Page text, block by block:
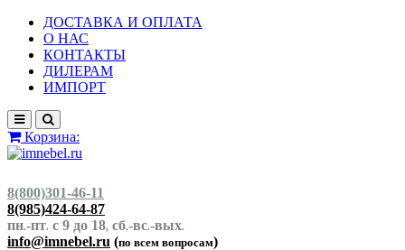
ДОСТАВКА И ОПЛАТА
О НАС
КОНТАКТЫ
ДИЛЕРАМ
ИМПОРТ
Корзина:
8(800)301-46-11
8(985)424-64-87
пн.-пт. с 9 до 18, сб.-вс.-вых.
info@imnebel.ru (по всем вопросам)